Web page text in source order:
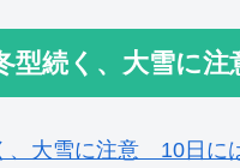
型続く、大雪に
、大雪に注意 10日に